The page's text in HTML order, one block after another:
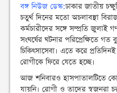
বঙ্গ নিউজ ডেস্ক:ঢাকার জাতীয়
চতুর্থ দিনের মতো অচলাবস্থা
কর্মচারীদের সঙ্গে সম্প্রতি জুলাই
সংঘর্ষের ঘটনার পরিপ্রেক্ষিতে
চিকিৎসাসেবা। এতে করে
রোগীকে ফিরে যেতে হচ্ছে।
আজ শনিবারও হাসপাতালটিতে
যায়নি। রোগী ও তাদের স্বজনরা